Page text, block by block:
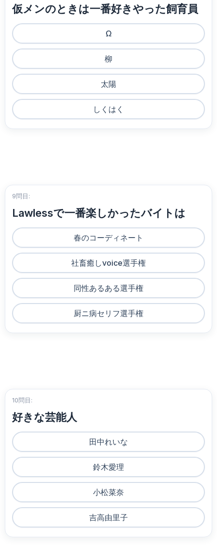
仮メンのときは一番好きやった飼育員
Ω
柳
太陽
しくはく
9問目:
Lawlessで一番楽しかったバイトは
春のコーディネート
社畜癒しvoice選手権
同性あるある選手権
厨ニ病セリフ選手権
10問目:
好きな芸能人
田中れいな
鈴木愛理
小松菜奈
吉高由里子